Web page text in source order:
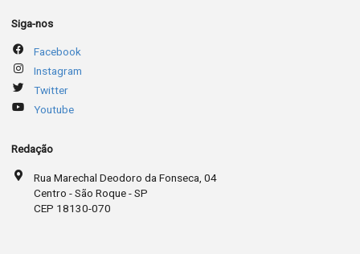
Siga-nos
Facebook
Instagram
Twitter
Youtube
Redação
Rua Marechal Deodoro da Fonseca, 04
Centro - São Roque - SP
CEP 18130-070